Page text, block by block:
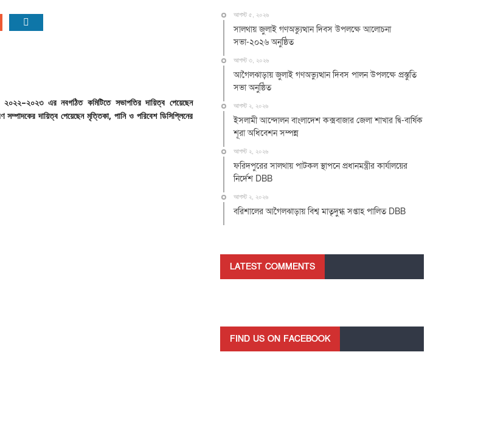
২০২২–২০২৩ এর নবগঠিত কমিটিতে সভাপতির দায়িত্ব পেয়েছেন
সম্পাদকের দায়িত্ব পেয়েছেন মৃত্তিকা, পানি ও পরিবেশ ডিসিপ্লিনের
আগস্ট ৫, ২০২৬
সালথায় জুলাই গণঅভ্যুত্থান দিবস উপলক্ষে আলোচনা
সভা-২০২৬ অনুষ্ঠিত
আগস্ট ৩, ২০২৬
আগৈলঝাড়ায় জুলাই গণঅভ্যুত্থান দিবস পালন উপলক্ষে প্রস্তুতি
সভা অনুষ্ঠিত
আগস্ট ২, ২০২৬
ইসলামী আন্দোলন বাংলাদেশ কক্সবাজার জেলা শাখার দ্বি-বার্ষিক
শূরা অধিবেশন সম্পন্ন
আগস্ট ২, ২০২৬
ফরিদপুরের সালথায় পাটকল স্থাপনে প্রধানমন্ত্রীর কার্যালয়ের
নির্দেশ DBB
আগস্ট ২, ২০২৬
বরিশালের আগৈলঝাড়ায় বিশ্ব মাতৃদুগ্ধ সপ্তাহ পালিত DBB
LATEST COMMENTS
FIND US ON FACEBOOK